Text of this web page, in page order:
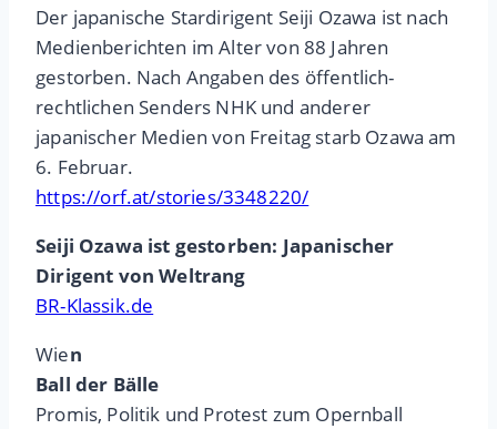
Der japanische Stardirigent Seiji Ozawa ist nach
Medienberichten im Alter von 88 Jahren
gestorben. Nach Angaben des öffentlich-
rechtlichen Senders NHK und anderer
japanischer Medien von Freitag starb Ozawa am
6. Februar.
https://orf.at/stories/3348220/
Seiji Ozawa ist gestorben: Japanischer
Dirigent von Weltrang
BR-Klassik.de
Wien
Ball der Bälle
Promis, Politik und Protest zum Opernball